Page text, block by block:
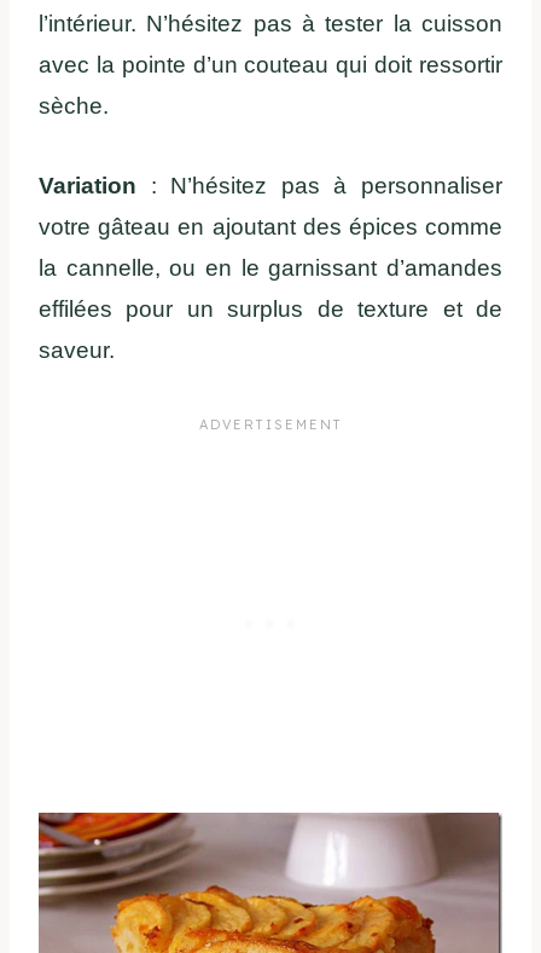
l’intérieur. N’hésitez pas à tester la cuisson
avec la pointe d’un couteau qui doit ressortir
sèche.
Variation : N’hésitez pas à personnaliser
votre gâteau en ajoutant des épices comme
la cannelle, ou en le garnissant d’amandes
effilées pour un surplus de texture et de
saveur.